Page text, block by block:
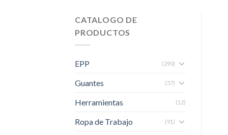
CATALOGO DE
PRODUCTOS
EPP (290)
Guantes (57)
Herramientas (12)
Ropa de Trabajo (91)